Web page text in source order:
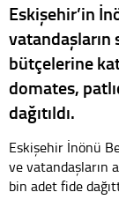
Eskişehir’in
bütçelerine
domates,
dağıtıldı.
Eskişehir İnönü
ve vatandaşların
bin adet fide